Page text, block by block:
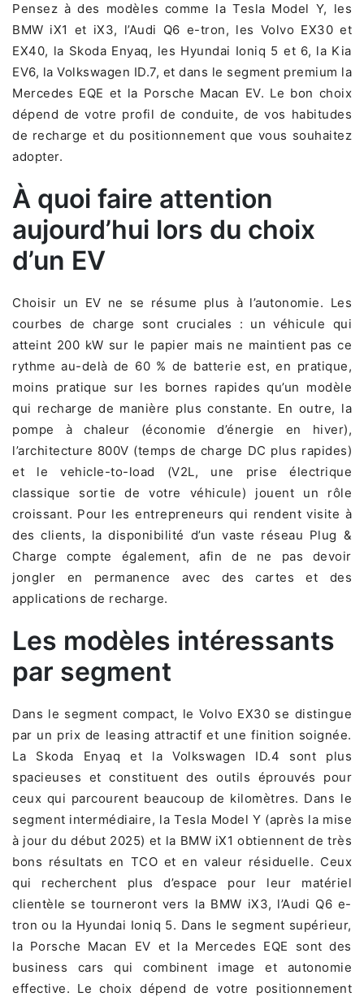
Pensez à des modèles comme la Tesla Model Y, les
BMW iX1 et iX3, l’Audi Q6 e-tron, les Volvo EX30 et
EX40, la Skoda Enyaq, les Hyundai Ioniq 5 et 6, la Kia
EV6, la Volkswagen ID.7, et dans le segment premium la
Mercedes EQE et la Porsche Macan EV. Le bon choix
dépend de votre profil de conduite, de vos habitudes
de recharge et du positionnement que vous souhaitez
adopter.
À quoi faire attention
aujourd’hui lors du choix
d’un EV
Choisir un EV ne se résume plus à l’autonomie. Les
courbes de charge sont cruciales : un véhicule qui
atteint 200 kW sur le papier mais ne maintient pas ce
rythme au-delà de 60 % de batterie est, en pratique,
moins pratique sur les bornes rapides qu’un modèle
qui recharge de manière plus constante. En outre, la
pompe à chaleur (économie d’énergie en hiver),
l’architecture 800V (temps de charge DC plus rapides)
et le vehicle-to-load (V2L, une prise électrique
classique sortie de votre véhicule) jouent un rôle
croissant. Pour les entrepreneurs qui rendent visite à
des clients, la disponibilité d’un vaste réseau Plug &
Charge compte également, afin de ne pas devoir
jongler en permanence avec des cartes et des
applications de recharge.
Les modèles intéressants
par segment
Dans le segment compact, le Volvo EX30 se distingue
par un prix de leasing attractif et une finition soignée.
La Skoda Enyaq et la Volkswagen ID.4 sont plus
spacieuses et constituent des outils éprouvés pour
ceux qui parcourent beaucoup de kilomètres. Dans le
segment intermédiaire, la Tesla Model Y (après la mise
à jour du début 2025) et la BMW iX1 obtiennent de très
bons résultats en TCO et en valeur résiduelle. Ceux
qui recherchent plus d’espace pour leur matériel
clientèle se tourneront vers la BMW iX3, l’Audi Q6 e-
tron ou la Hyundai Ioniq 5. Dans le segment supérieur,
la Porsche Macan EV et la Mercedes EQE sont des
business cars qui combinent image et autonomie
effective. Le choix dépend de votre positionnement